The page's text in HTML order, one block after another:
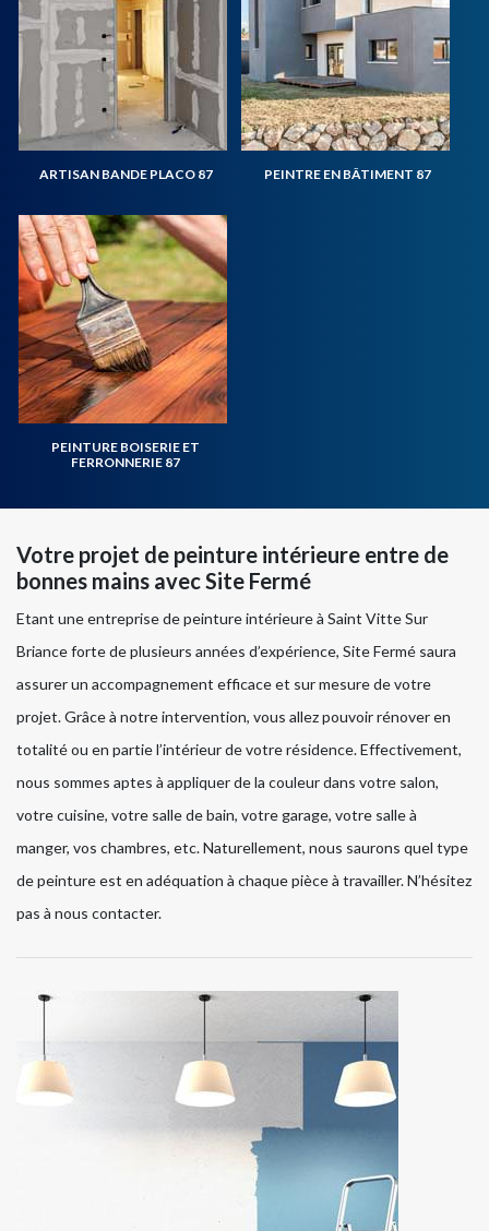
ARTISAN BANDE PLACO 87 PEINTRE EN BÂTIMENT 87
PEINTURE BOISERIE ET
FERRONNERIE 87
Votre projet de peinture intérieure entre de
bonnes mains avec Site Fermé
Etant une entreprise de peinture intérieure à Saint Vitte Sur
Briance forte de plusieurs années d’expérience, Site Fermé saura
assurer un accompagnement efficace et sur mesure de votre
projet. Grâce à notre intervention, vous allez pouvoir rénover en
totalité ou en partie l’intérieur de votre résidence. Effectivement,
nous sommes aptes à appliquer de la couleur dans votre salon,
votre cuisine, votre salle de bain, votre garage, votre salle à
manger, vos chambres, etc. Naturellement, nous saurons quel type
de peinture est en adéquation à chaque pièce à travailler. N’hésitez
pas à nous contacter.